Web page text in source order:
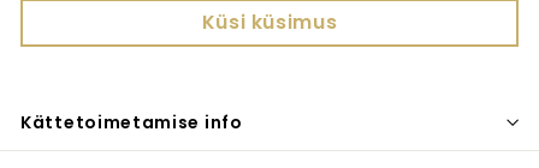
Küsi küsimus
Kättetoimetamise info